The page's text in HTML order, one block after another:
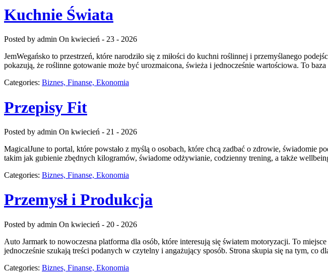
Kuchnie Świata
Posted by admin On kwiecień - 23 - 2026
JemWegańsko to przestrzeń, które narodziło się z miłości do kuchni roślinnej i przemyślanego
pokazują, że roślinne gotowanie może być urozmaicona, świeża i jednocześnie wartościowa. To
Categories: Biznes, Finanse, Ekonomia
Przepisy Fit
Posted by admin On kwiecień - 21 - 2026
MagicalJune to portal, które powstało z myślą o osobach, które chcą zadbać o zdrowie, świadomie
takim jak gubienie zbędnych kilogramów, świadome odżywianie, codzienny trening, a także
Categories: Biznes, Finanse, Ekonomia
Przemysł i Produkcja
Posted by admin On kwiecień - 20 - 2026
Auto Jarmark to nowoczesna platforma dla osób, które interesują się światem motoryzacji. To
jednocześnie szukają treści podanych w czytelny i angażujący sposób. Strona skupia się na tym, co
Categories: Biznes, Finanse, Ekonomia